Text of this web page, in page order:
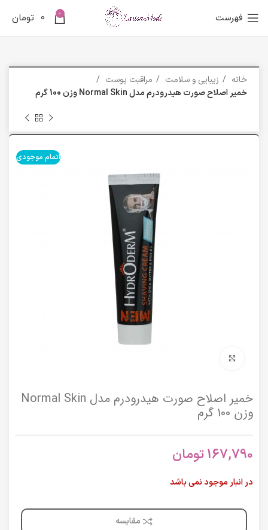
فهرست 0
0 تومان
خانه زیبایی و سلامت
مراقبت پوست
خمیر اصلاح صورت هیدرودرم مدل Normal Skin وزن 100 گرم
اتمام موجودی
خمیر اصلاح صورت هیدرودرم مدل Normal Skin
وزن 100 گرم
167,790تومان
در انبار موجود نمی باشد
مقایسه